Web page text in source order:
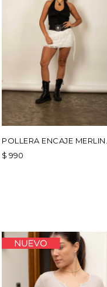
POLLERA ENCAJE MERLINA
- BLANCO
$ 990